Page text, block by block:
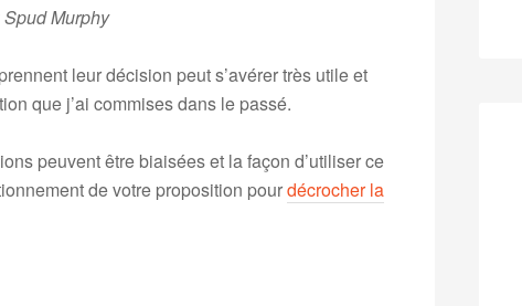
Murphy
leur décision peut s’avérer très utile et
que j’ai commises dans le passé.
peuvent être biaisées et la façon d’utiliser ce
de votre proposition pourdécrocher la